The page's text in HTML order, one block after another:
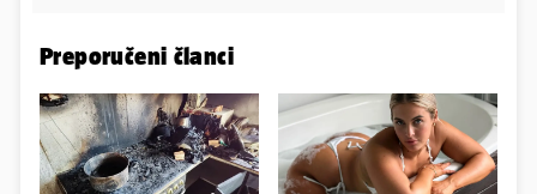
Preporučeni članci